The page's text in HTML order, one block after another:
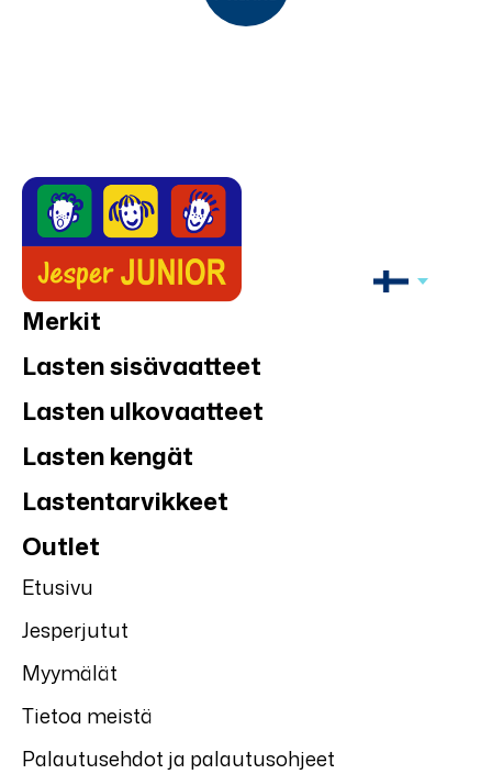
Merkit
Lasten sisävaatteet
Lasten ulkovaatteet
Lasten kengät
Lastentarvikkeet
Outlet
Etusivu
Jesperjutut
Myymälät
Tietoa meistä
Palautusehdot ja palautusohjeet